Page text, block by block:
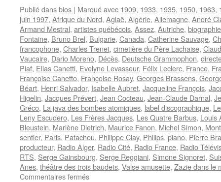
Publié dansbios | Marqué avec 1909, 1933, 1935, 1950, 1963,
juin 1997, Afrique du Nord, Aglaë, Algérie, Allemagne, André
Armand Mestral, artistes québécois, Assez, Autriche, biographie
Fontaine, Bruno Brel, Bulgarie, Canada, Catherine Sauvage,
francophone, Charles Trenet, cimetière du Père Lachaise,
Vaucaire, Dario Moreno, Décès, Deutsche Grammophon,
Piaf, Elias Canetti, Evelyne Levasseur, Félix Leclerc, France,
Françoise Canetto, Françoise Rosay, Georges Brassens,
Béart, Henri Salvador, Isabelle Aubret, Jacqueline François,
Higelin, Jacques Prévert, Jean Cocteau, Jean-Claude Darnal,
Gréco, La java des bombes atomiques, label discographique,
Leny Escudero, Les Frères Jacques, Les Quatre Barbus, Louis
Bleustein, Marlène Dietrich, Maurice Fanon, Michel Simon,
sentier, Paris, Patachou, Philippe Clay, Philips, piano, Pierre
producteur, Radio Alger, Radio Cité, Radio France, Radio
RTS, Serge Gainsbourg, Serge Reggiani, Simone Signoret,
Anes, théâtre des trois baudets, Valse amusette, Zazie dans le
Commentaires ferméssur